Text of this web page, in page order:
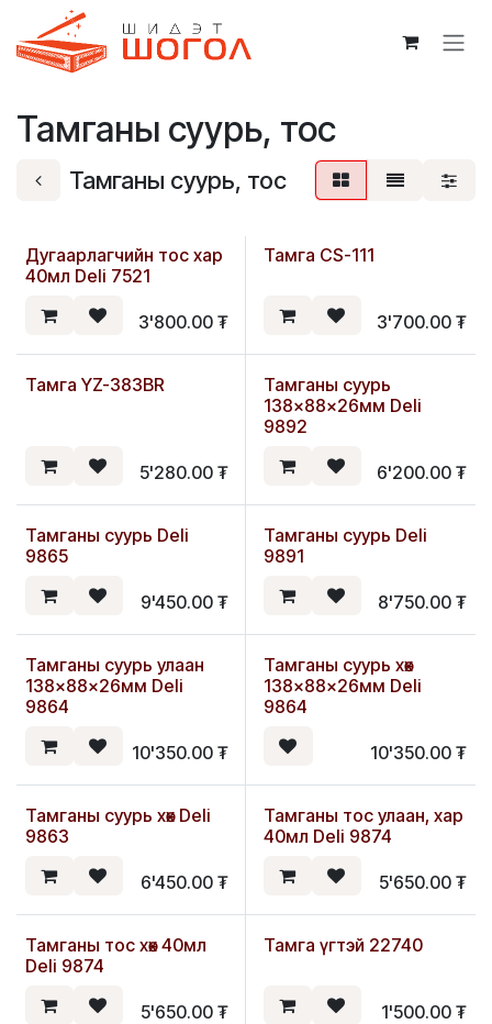
Skip to Content
Тамганы суурь, тос
Тамганы суурь, тос
Дугаарлагчийн тос хар
40мл Deli 7521
3'800.00₮
Тамга CS-111
3'700.00₮
Шинэ
Тамга YZ-383BR
5'280.00₮
Тамганы суурь
138×88×26мм Deli
9892
6'200.00₮
Шинэ
Тамганы суурь Deli
9865
9'450.00₮
Тамганы суурь Deli
9891
8'750.00₮
Шинэ
Тамганы суурь улаан
138×88×26мм Deli
9864
10'350.00₮
Тамганы суурь хөх
138×88×26мм Deli
9864
10'350.00₮
Тамганы суурь хөх Deli
9863
6'450.00₮
Тамганы тос улаан, хар
40мл Deli 9874
5'650.00₮
Тамганы тос хөх 40мл
Deli 9874
5'650.00₮
Тамга үгтэй 22740
1'500.00₮